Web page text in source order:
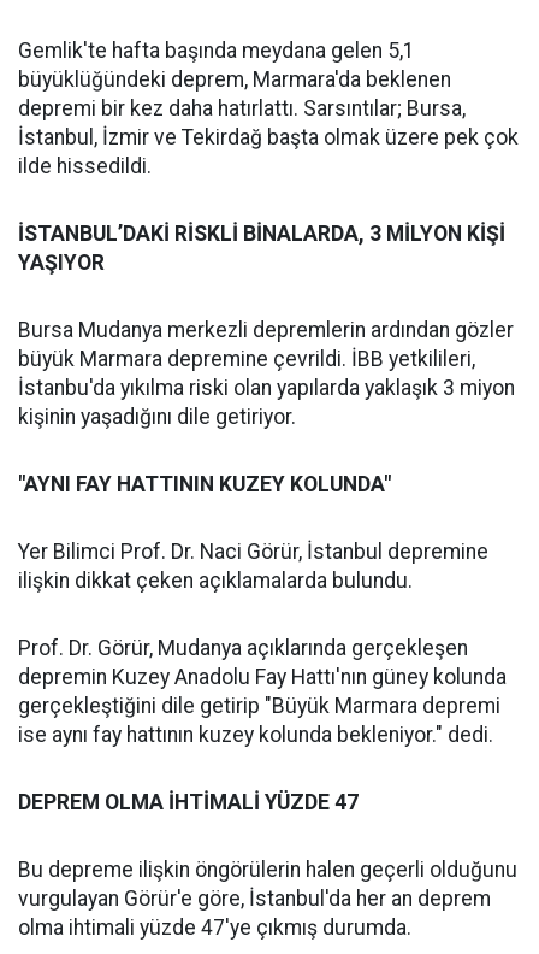
Gemlik'te hafta başında meydana gelen 5,1
büyüklüğündeki deprem, Marmara'da beklenen
depremi bir kez daha hatırlattı. Sarsıntılar; Bursa,
İstanbul, İzmir ve Tekirdağ başta olmak üzere pek çok
ilde hissedildi.
İSTANBUL’DAKİ RİSKLİ BİNALARDA, 3 MİLYON KİŞİ
YAŞIYOR
Bursa Mudanya merkezli depremlerin ardından gözler
büyük Marmara depremine çevrildi. İBB yetkilileri,
İstanbu'da yıkılma riski olan yapılarda yaklaşık 3 miyon
kişinin yaşadığını dile getiriyor.
"AYNI FAY HATTININ KUZEY KOLUNDA"
Yer Bilimci Prof. Dr. Naci Görür, İstanbul depremine
ilişkin dikkat çeken açıklamalarda bulundu.
Prof. Dr. Görür, Mudanya açıklarında gerçekleşen
depremin Kuzey Anadolu Fay Hattı'nın güney kolunda
gerçekleştiğini dile getirip "Büyük Marmara depremi
ise aynı fay hattının kuzey kolunda bekleniyor." dedi.
DEPREM OLMA İHTİMALİ YÜZDE 47
Bu depreme ilişkin öngörülerin halen geçerli olduğunu
vurgulayan Görür'e göre, İstanbul'da her an deprem
olma ihtimali yüzde 47'ye çıkmış durumda.